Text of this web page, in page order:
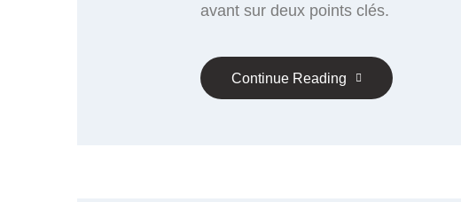
avant sur deux points clés.
Continue Reading